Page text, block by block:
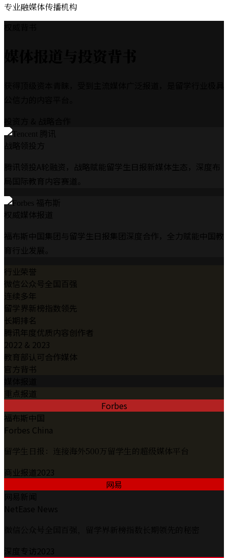
专业融媒体传播机构
战略领投方
腾讯领投A轮融资，战略赋能留学生日报新媒体生态，深度布
局国际教育内容赛道。
权威媒体报道
福布斯中国集团与留学生日报集团深度合作，全力赋能中国教
育行业发展。
行业荣誉
微信公众号全国百强
连续多年
留学界新榜指数领先
长期排名
腾讯年度优质内容创作者
2022 & 2023
教育部认可合作媒体
官方背书
重点报道
Forbes
福布斯中国
Forbes China
留学生日报：连接海外500万留学生的超级媒体平台
商业报道2023
网易